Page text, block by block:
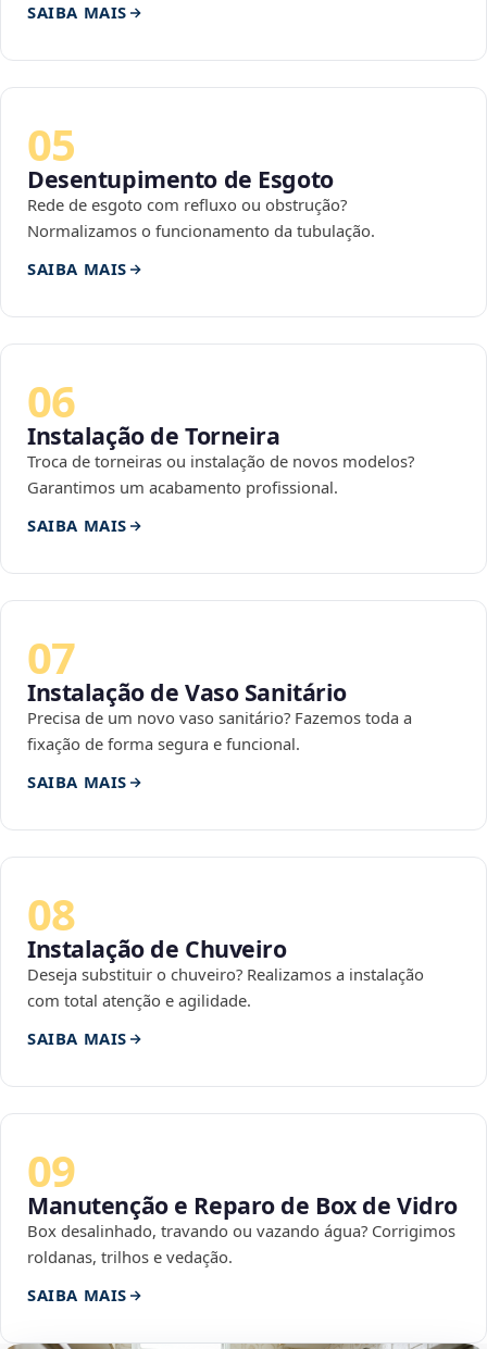
SAIBA MAIS
05
Desentupimento de Esgoto
Rede de esgoto com refluxo ou obstrução?
Normalizamos o funcionamento da tubulação.
SAIBA MAIS
06
Instalação de Torneira
Troca de torneiras ou instalação de novos modelos?
Garantimos um acabamento profissional.
SAIBA MAIS
07
Instalação de Vaso Sanitário
Precisa de um novo vaso sanitário? Fazemos toda a
fixação de forma segura e funcional.
SAIBA MAIS
08
Instalação de Chuveiro
Deseja substituir o chuveiro? Realizamos a instalação
com total atenção e agilidade.
SAIBA MAIS
09
Manutenção e Reparo de Box de Vidro
Box desalinhado, travando ou vazando água? Corrigimos
roldanas, trilhos e vedação.
SAIBA MAIS